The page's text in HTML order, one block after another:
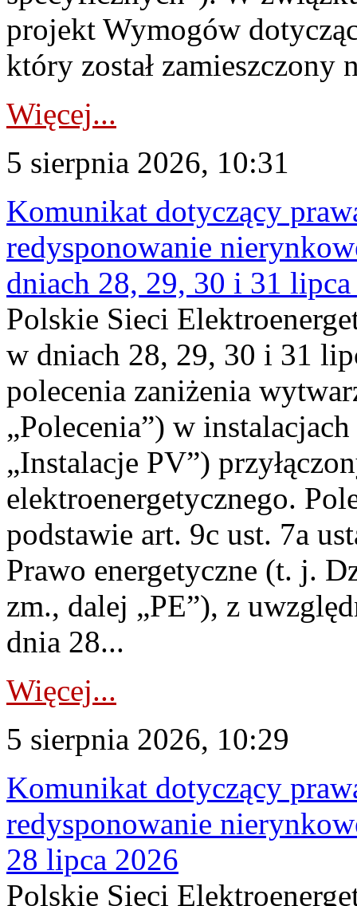
projekt Wymogów
który został zamieszczony
Więcej...
5 sierpnia 2026, 10:31
Komunikat dotyczący
redysponowanie
dniach 28, 29, 30 i 31
Polskie Sieci
w dniach 28, 29, 30 i 31
polecenia zaniżenia
„Polecenia”) w
„Instalacje PV”)
elektroenergetycznego.
podstawie art. 9c ust. 7a
Prawo energetyczne (t. j.
zm., dalej „PE”), z
dnia 28...
Więcej...
5 sierpnia 2026, 10:29
Komunikat dotyczący
redysponowanie
28 lipca 2026
Polskie Sieci